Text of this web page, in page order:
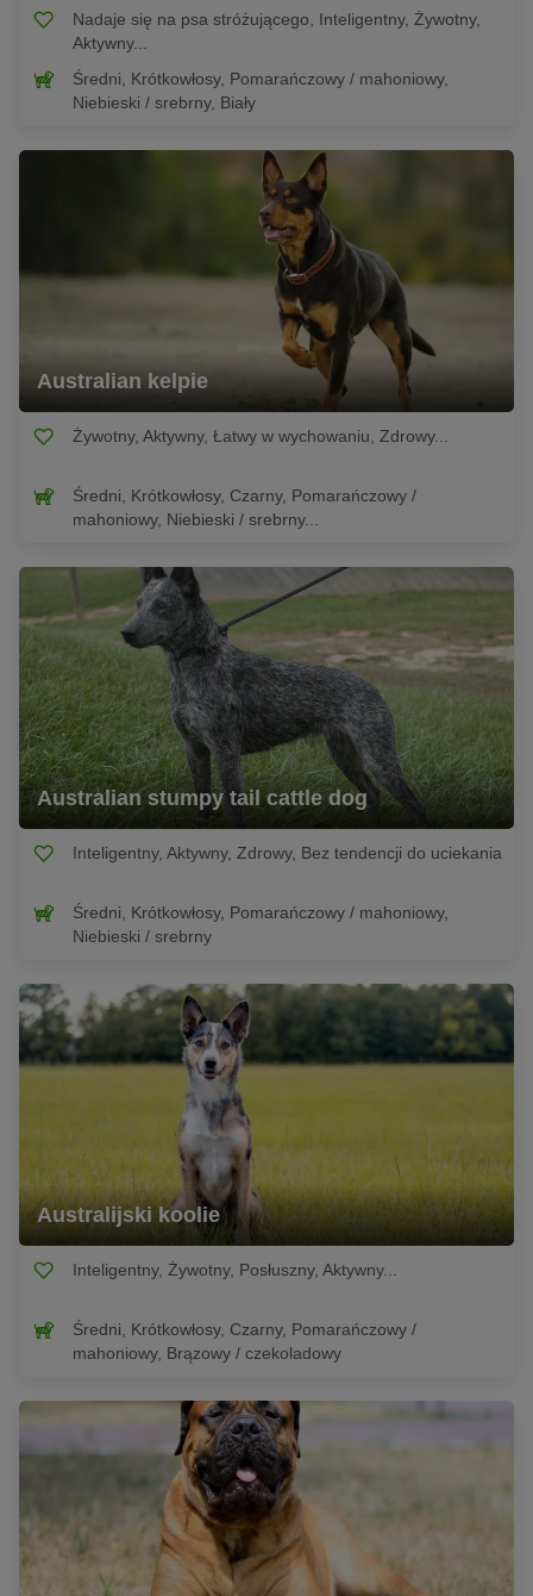
Nadaje się na psa stróżującego, Inteligentny, Żywotny,
Aktywny...
Średni, Krótkowłosy, Pomarańczowy / mahoniowy,
Niebieski / srebrny, Biały
Australian kelpie
Żywotny, Aktywny, Łatwy w wychowaniu, Zdrowy...
Średni, Krótkowłosy, Czarny, Pomarańczowy /
mahoniowy, Niebieski / srebrny...
Australian stumpy tail cattle dog
Inteligentny, Aktywny, Zdrowy, Bez tendencji do uciekania
Średni, Krótkowłosy, Pomarańczowy / mahoniowy,
Niebieski / srebrny
Australijski koolie
Inteligentny, Żywotny, Posłuszny, Aktywny...
Średni, Krótkowłosy, Czarny, Pomarańczowy /
mahoniowy, Brązowy / czekoladowy